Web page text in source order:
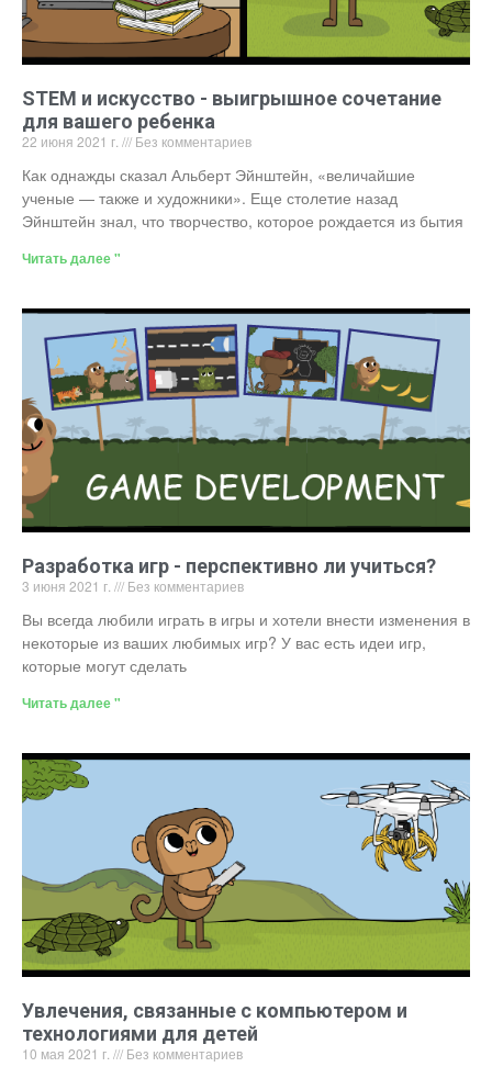
STEM и искусство - выигрышное сочетание
для вашего ребенка
22 июня 2021 г. Без комментариев
Как однажды сказал Альберт Эйнштейн, «величайшие
ученые — также и художники». Еще столетие назад
Эйнштейн знал, что творчество, которое рождается из бытия
Читать далее "
Разработка игр - перспективно ли учиться?
3 июня 2021 г. Без комментариев
Вы всегда любили играть в игры и хотели внести изменения в
некоторые из ваших любимых игр? У вас есть идеи игр,
которые могут сделать
Читать далее "
Увлечения, связанные с компьютером и
технологиями для детей
10 мая 2021 г. Без комментариев